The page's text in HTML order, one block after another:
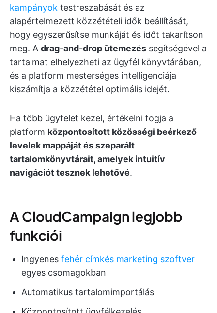
kampányok testreszabását és az
alapértelmezett közzétételi idők beállítását,
hogy egyszerűsítse munkáját és időt takarítson
meg. A drag-and-drop ütemezés segítségével a
tartalmat elhelyezheti az ügyfél könyvtárában,
és a platform mesterséges intelligenciája
kiszámítja a közzététel optimális idejét.
Ha több ügyfelet kezel, értékelni fogja a
platform központosított közösségi beérkező
levelek mappáját és szeparált
tartalomkönyvtárait, amelyek intuitív
navigációt tesznek lehetővé.
A CloudCampaign legjobb
funkciói
Ingyenes fehér címkés marketing szoftver
egyes csomagokban
Automatikus tartalomimportálás